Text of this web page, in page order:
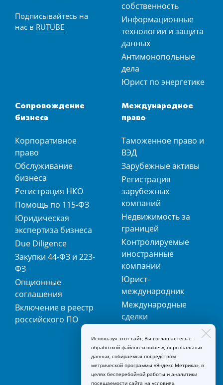
Подписывайтесь на
нас в RUTUBE
собственность
Информационные
технологии и защита
данных
Антимонопольные
дела
Юрист по энергетике
Сопровождение
бизнеса
Корпоративное
право
Обслуживание
бизнеса
Регистрация НКО
Помощь по 115-ФЗ
Юридическая
экспертиза бизнеса
Due Diligence
Закупки 44-ФЗ и 223-
ФЗ
Опционные
соглашения
Включение в реестр
российского ПО
Международное
право
Таможенное право и
ВЭД
Зарубежные активы
Регистрация
зарубежных
компаний
Недвижимость за
границей
Контролируемые
иностранные
компании
Юрист-
международник
Международные
сделки
регистрация
товарных знаков
Используя этот сайт, Вы соглашаетесь с
обработкой файлов «cookies», персональных
данных, собираемых посредством
метрической программы «Яндекс.Метрика», в
целях бесперебойной работы и аналитики
посещаемости сайта на условиях,